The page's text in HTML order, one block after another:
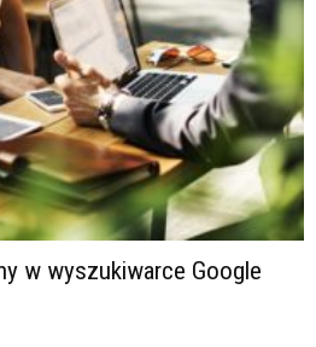
w wyszukiwarce Google